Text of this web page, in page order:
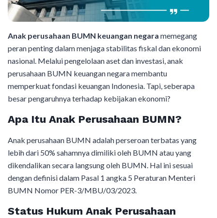
Anak perusahaan BUMN keuangan negara memegang
peran penting dalam menjaga stabilitas fiskal dan ekonomi
nasional. Melalui pengelolaan aset dan investasi, anak
perusahaan BUMN keuangan negara membantu
memperkuat fondasi keuangan Indonesia. Tapi, seberapa
besar pengaruhnya terhadap kebijakan ekonomi?
Apa Itu Anak Perusahaan BUMN?
Anak perusahaan BUMN adalah perseroan terbatas yang
lebih dari 50% sahamnya dimiliki oleh BUMN atau yang
dikendalikan secara langsung oleh BUMN. Hal ini sesuai
dengan definisi dalam Pasal 1 angka 5 Peraturan Menteri
BUMN Nomor PER-3/MBU/03/2023.
Status Hukum Anak Perusahaan